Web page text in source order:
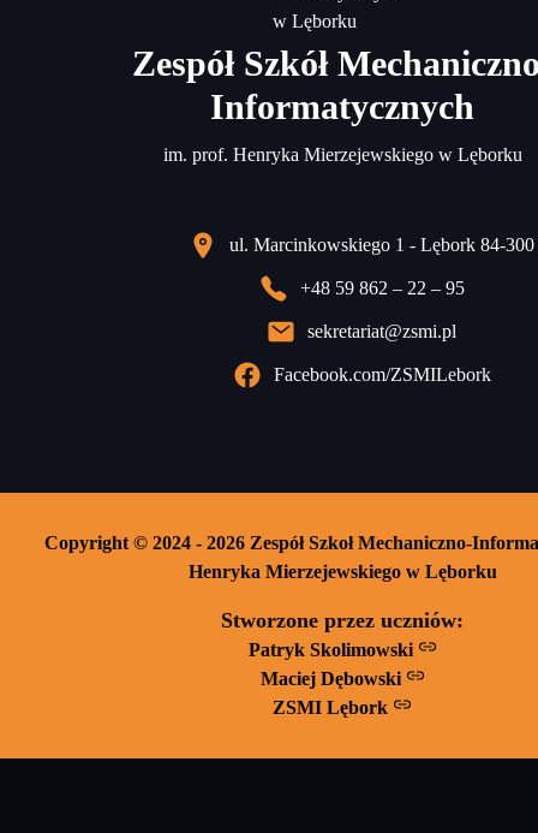
Zespół Szkół
Informatycznych
im. prof. Henryka Mierzejewskiego w Lęborku
ul. Marcinkowskiego 1 - Lębork 84-300
+48 59 862 – 22 – 95
sekretariat@zsmi.pl
Facebook.com/ZSMILebork
Copyright © 2024 - 2026 Zespół Szkoł Mechaniczno-
Henryka Mierzejewskiego w Lęborku
Stworzone przez uczniów:
Patryk Skolimowski
Maciej Dębowski
ZSMI Lębork